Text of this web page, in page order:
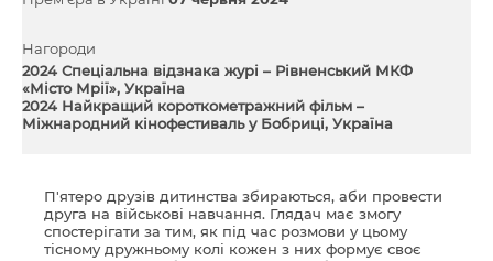
Нагороди
2024 Спеціальна відзнака журі – Рівненський МКФ
«Місто Мрії», Україна
2024 Найкращий короткометражний фільм –
Міжнародний кінофестиваль у Бобриці, Україна
П'ятеро друзів дитинства збираються, аби провести
друга на військові навчання. Глядач має змогу
спостерігати за тим, як під час розмови у цьому
тісному дружньому колі кожен з них формує своє